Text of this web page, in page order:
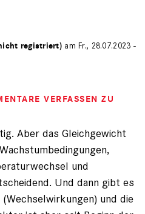
registriert) am Fr., 28.07.2023 -
VERFASSEN ZU
Aber das Gleichgewicht
und
Und dann gibt es
und die